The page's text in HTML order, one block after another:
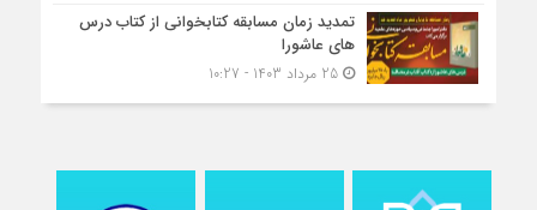
تمدید زمان مسابقه کتابخوانی از کتاب درس
های عاشورا
25 مرداد 1403 - 10:27